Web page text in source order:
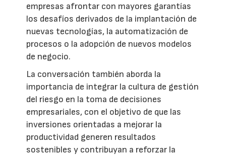
empresas afrontar con mayores garantías
los desafíos derivados de la implantación de
nuevas tecnologías, la automatización de
procesos o la adopción de nuevos modelos
de negocio.
La conversación también aborda la
importancia de integrar la cultura de gestión
del riesgo en la toma de decisiones
empresariales, con el objetivo de que las
inversiones orientadas a mejorar la
productividad generen resultados
sostenibles y contribuyan a reforzar la